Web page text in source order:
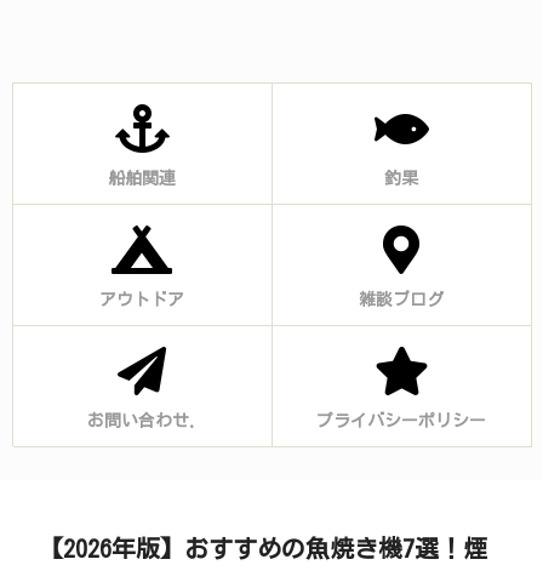
船舶関連 釣果
アウトドア 雑談ブログ
お問い合わせ. プライバシーポリシー
【2026年版】おすすめの魚焼き機7選！煙